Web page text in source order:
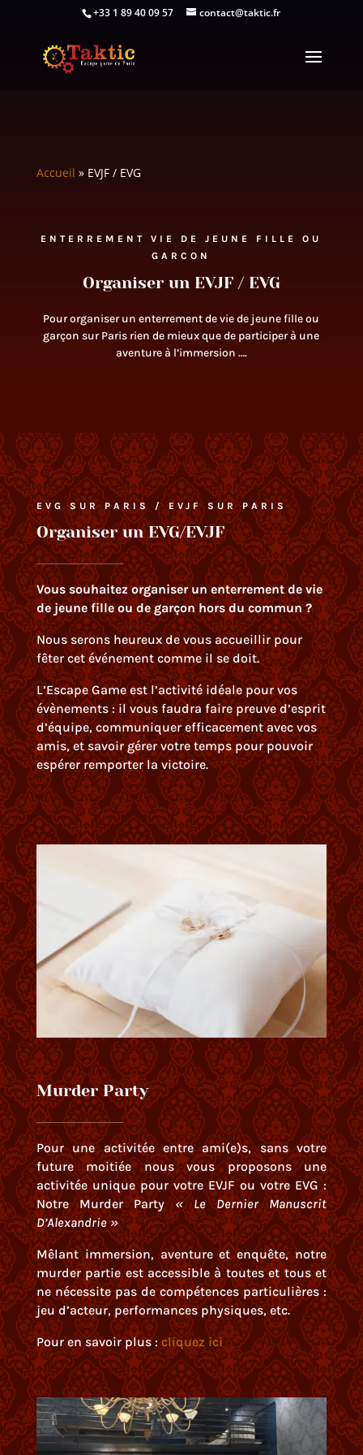
+33 1 89 40 09 57 contact@taktic.fr
Accueil » EVJF / EVG
ENTERREMENT VIE DE JEUNE FILLE OU
GARCON
Organiser un EVJF / EVG
Pour organiser un enterrement de vie de jeune fille ou
garçon sur Paris rien de mieux que de participer à une
aventure à l’immersion ….
EVG SUR PARIS / EVJF SUR PARIS
Organiser un EVG/EVJF
Vous souhaitez organiser un enterrement de vie
de jeune fille ou de garçon hors du commun ?
Nous serons heureux de vous accueillir pour
fêter cet événement comme il se doit.
L’Escape Game est l’activité idéale pour vos
évènements : il vous faudra faire preuve d’esprit
d’équipe, communiquer efficacement avec vos
amis, et savoir gérer votre temps pour pouvoir
espérer remporter la victoire.
Murder Party
Pour une activitée entre ami(e)s, sans votre
future moitiée nous vous proposons une
activitée unique pour votre EVJF ou votre EVG :
Notre Murder Party«Le Dernier Manuscrit
D’Alexandrie »
Mêlant immersion, aventure et enquête, notre
murder partie est accessible à toutes et tous et
ne nécessite pas de compétences particulières :
jeu d’acteur, performances physiques, etc.
Pour en savoir plus :cliquez ici